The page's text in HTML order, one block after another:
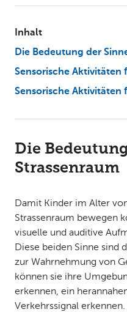
Inhalt
Die Bedeutung der
Sensorische
Sensorische
Die
Strassenraum
Damit Kinder im Alter
Strassenraum bewegen
visuelle und auditive
Diese beiden Sinne sind
zur Wahrnehmung von
können sie ihre
erkennen, ein
Verkehrssignal